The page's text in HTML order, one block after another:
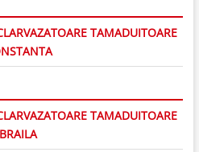
TAMADUITOARE
TAMADUITOARE
BRAILA